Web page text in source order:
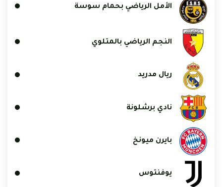
الأمل الرياضي بحمام سوسة
النجم الرياضي بالمتلوي
ريال مدريد
نادي برشلونة
بايرن ميونخ
يوفنتوس